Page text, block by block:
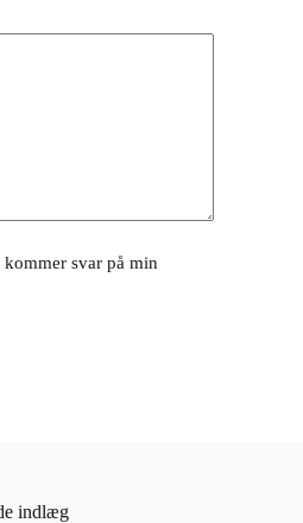
svar på min
indlæg